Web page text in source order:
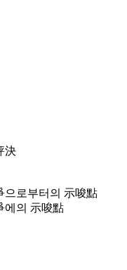
決
으로부터의 示唆點
에의 示唆點